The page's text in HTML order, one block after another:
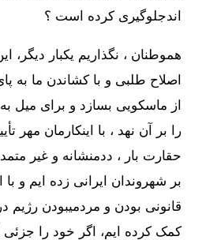
اندجلوگیری کرده است ؟
هموطنان ، نگذاریم یکبار دیگر،
اصلاح طلبی و با کشاندن ما به
از ماسکویی بسازد و برای میل به
را
بر آن نهد ، با اینکارمان مهر
حقارت بار ، ددمنشانه و غیر
بر شهروندان ایرانی زده ایم و با
قانونی بودن و مردمیبودن رژیم در
کمک کرده ایم، اگر خود را جزئی